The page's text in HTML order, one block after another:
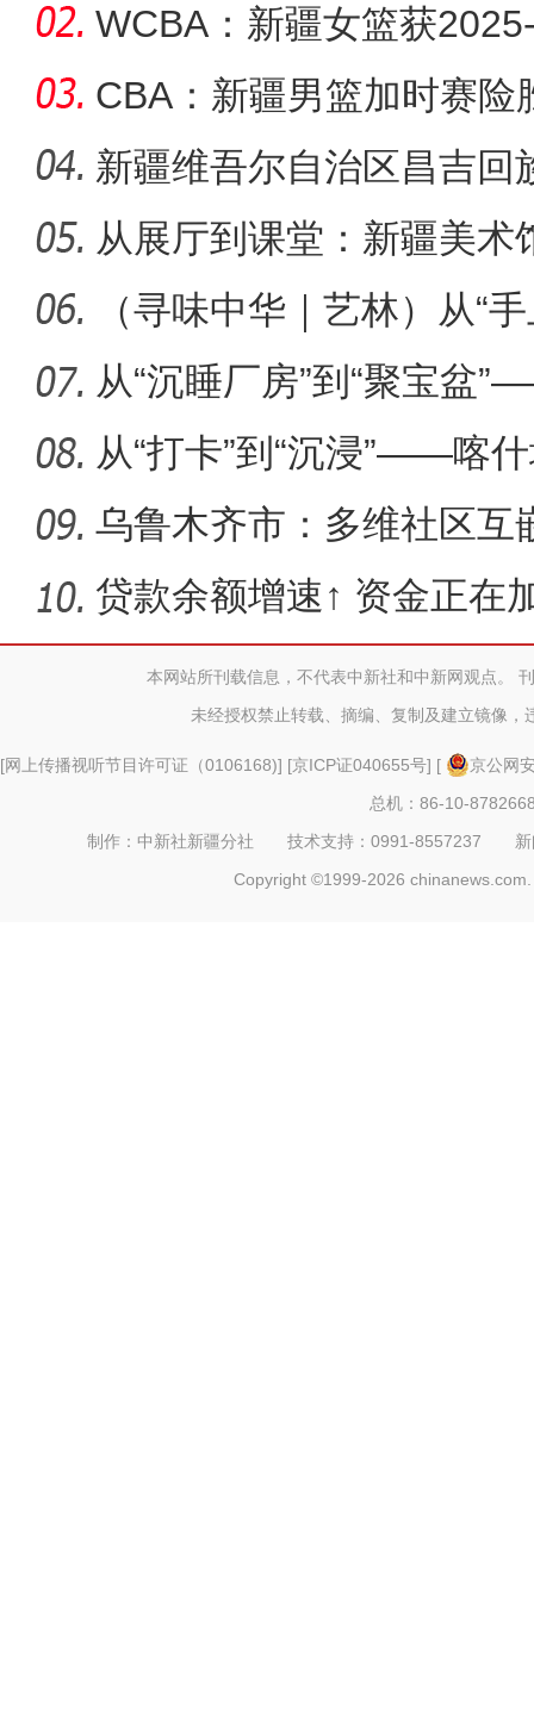
WCBA：新疆女篮获
季重
CBA：新疆男篮加时赛险
新疆维吾尔自治区昌吉回
党组副
从展厅到课堂：新疆美术
现代表
（寻味中华｜艺林）从“
千年
从“沉睡厂房”到“聚宝盆
从“打卡”到“沉浸”——喀
市
乌鲁木齐市：多维社区互
景
贷款余额增速↑ 资金正在
业……
本网站所刊载信息，不代表中新社和中新网观点。
未经授权禁止转载、摘编、复制及建立镜像，
[网上传播视听节目许可证（0106168)] [京ICP证040655号] [
京公网
总机：86-10-
制作：中新社新疆分社 技术支持：0991-8557237
Copyright ©1999-2026